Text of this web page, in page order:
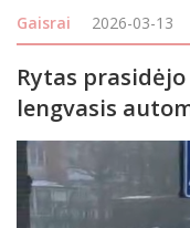
gelbėjimo pajėgos
situacija jau suvald
Gaisrai 2026-03-13
Rytas
lengvasis